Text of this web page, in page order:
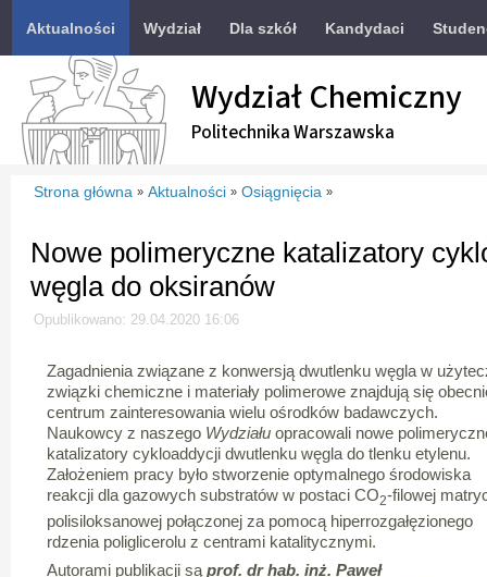
Aktualności Wydział Dla szkół Kandydaci
Wydział Chemiczny
Politechnika Warszawska
Strona główna » Aktualności » Osiągnięcia »
Nowe polimeryczne katalizatory
węgla do oksiranów
Opublikowano: 29.04.2020 16:06
Zagadnienia związane z konwersją dwutlenku węgla w
związki chemiczne i materiały polimerowe znajdują się
centrum zainteresowania wielu ośrodków badawczych.
Naukowcy z naszego Wydziałuopracowali nowe
katalizatory cykloaddycji dwutlenku węgla do tlenku etylenu.
Założeniem pracy było stworzenie optymalnego środowiska
reakcji dla gazowych substratów w postaci CO2-filowej
polisiloksanowej połączonej za pomocą hiperrozgałęzionego
rdzenia poliglicerolu z centrami katalitycznymi.
Autorami publikacji są prof. dr hab. inż. Paweł